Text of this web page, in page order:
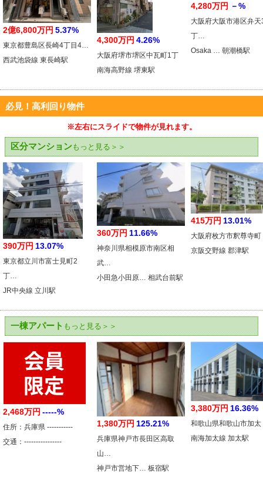
2億6,800万円 5.37%
東京都豊島区長崎4丁目4…
西武池袋線 東長崎駅
4,300万円 4.26%
大阪府堺市堺区中瓦町1丁
南海高野線 堺東駅
4,280万円 －%
大阪府大阪市港区弁天
丁…
Osaka … 朝潮橋駅
必見！高利回り物件
※左右にスライドで物件が見れます。
区分マンションもっと見る＞＞
390万円 13.07%
東京都立川市富士見町2
丁…
JR中央線 立川駅
360万円 11.66%
神奈川県相模原市南区相
武…
小田急小田原… 相武台前駅
415万円 13.01%
大阪府枚方市釈尊寺町
京阪交野線 郡津駅
一棟アパート もっと見る＞＞
2,468万円 -----%
住所：兵庫県 -----------
交通：----------------
1,380万円 125.21%
兵庫県神戸市長田区高取
山…
神戸市営地下… 板宿駅
3,380万円 16.36%
和歌山県和歌山市加太
南海加太線 加太駅